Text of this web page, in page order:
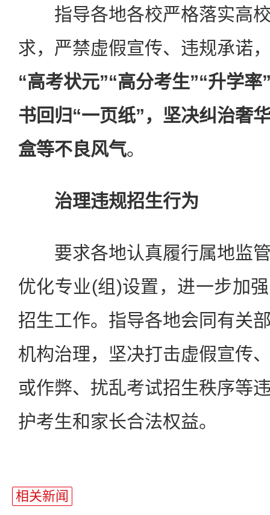
指导各地各校严格落实高校
求，严禁虚假宣传、违规承诺
“高考状元”“高分考生”“升学
书回归“一页纸”，坚决纠治奢
盒等不良风气。
治理违规招生行为
要求各地认真履行属地监管
优化专业(组)设置，进一步加
招生工作。指导各地会同有关
机构治理，坚决打击虚假宣传
或作弊、扰乱考试招生秩序等
护考生和家长合法权益。
相关新闻